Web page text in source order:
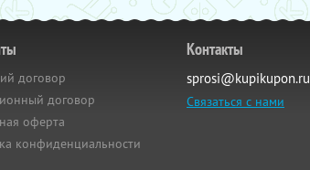
договор
договор
оферта
конфиденциальности
Контакты
sprosi@kupikupon.ru
Связаться с нами